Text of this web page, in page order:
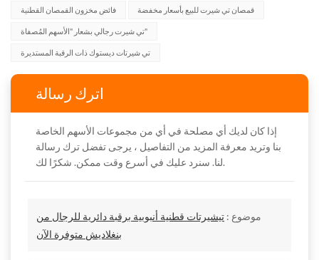
فائض مخزون القمصان القطنية قمصان تي شيرت للبيع بأسعار مخفضة
تي شيرت رجالي بشعار "الأسهم المُصفاة"
تي شيرتات ديستوك ذات الرقبة المستديرة
اترك رسالة
إذا كان لديك أي مصلحة في أي من مجموعات الأسهم الخاصة
بنا وتريد معرفة المزيد من التفاصيل ، يرجى تفضل ترك رسالة
لنا. سنرد عليك في أسرع وقت ممكن. شكرًا لك.
موضوع : تيشيرتات قطنية أنبوبية برقبة دائرية للرجال من
بنغلاديش متوفرة الآن